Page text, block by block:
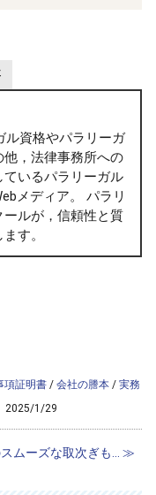
ル資格やパラリーガ
，法律事務所への
いるパラリーガル
メディア。 パラリ
ルが，信頼性と質
す。
項証明書 / 会社の謄本 / 実務
2025/1/29
ムーズな取次ぎも... ≫